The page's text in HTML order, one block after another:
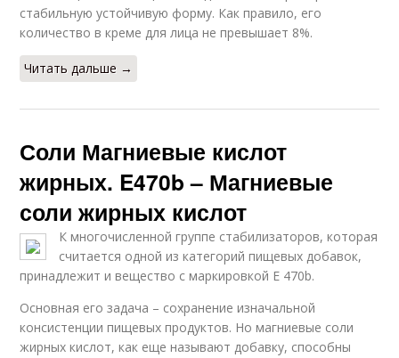
стабильную устойчивую форму. Как правило, его
количество в креме для лица не превышает 8%.
Читать дальше →
Соли Магниевые кислот
жирных. E470b – Магниевые
соли жирных кислот
К многочисленной группе стабилизаторов, которая
считается одной из категорий пищевых добавок,
принадлежит и вещество с маркировкой Е 470b.
Основная его задача – сохранение изначальной
консистенции пищевых продуктов. Но магниевые соли
жирных кислот, как еще называют добавку, способны